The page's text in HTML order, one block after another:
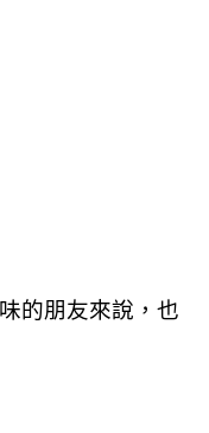
的朋友來說，也